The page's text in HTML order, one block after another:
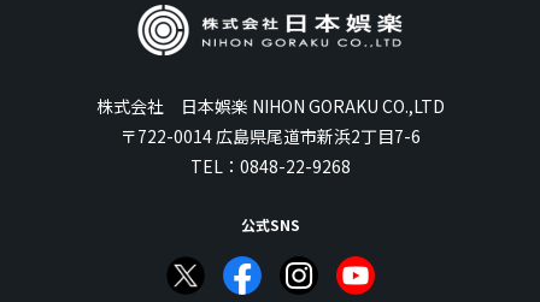
株式会社 日本娯楽 NIHON GORAKU CO.,LTD
〒722-0014 広島県尾道市新浜2丁目7-6
TEL： 0848-22-9268
公式SNS